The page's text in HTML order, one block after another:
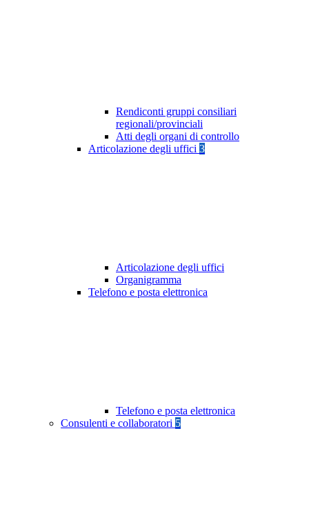
Rendiconti gruppi consiliari
regionali/provinciali
Atti degli organi di controllo
Articolazione degli uffici 3
Articolazione degli uffici
Organigramma
Telefono e posta elettronica
Telefono e posta elettronica
Consulenti e collaboratori 5